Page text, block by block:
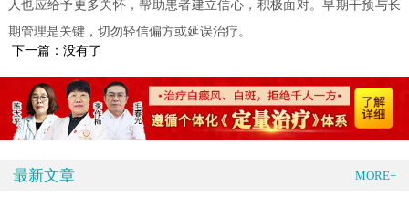
人也应给予更多关怀，帮助患者建立信心，积极面对。早期干预与长
期管理是关键，切勿轻信偏方或延误治疗。
下一篇：没有了
最新文章 MORE+